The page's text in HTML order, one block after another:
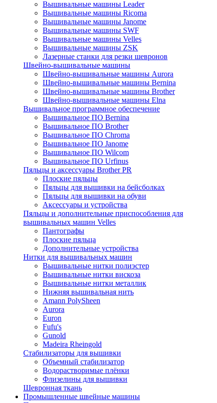
Вышивальные машины Leader
Вышивальные машины Ricoma
Вышивальные машины Janome
Вышивальные машины SWF
Вышивальные машины Velles
Вышивальные машины ZSK
Лазерные станки для резки шевронов
Швейно-вышивальные машины
Швейно-вышивальные машины Aurora
Швейно-вышивальные машины Bernina
Швейно-вышивальные машины Brother
Швейно-вышивальные машины Elna
Вышивальное программное обеспечение
Вышивальное ПО Bernina
Вышивальное ПО Brother
Вышивальное ПО Chroma
Вышивальное ПО Janome
Вышивальное ПО Wilcom
Вышивальное ПО Urfinus
Пяльцы и аксессуары Brother PR
Плоские пяльцы
Пяльцы для вышивки на бейсболках
Пяльцы для вышивки на обуви
Аксессуары и устройства
Пяльцы и дополнительные приспособления для
вышивальных машин Velles
Пантографы
Плоские пяльца
Дополнительные устройства
Нитки для вышивальных машин
Вышивальные нитки полиэстер
Вышивальные нитки вискоза
Вышивальные нитки металлик
Нижняя вышивальная нить
Amann PolySheen
Aurora
Euron
Fufu's
Gunold
Madeira Rheingold
Стабилизаторы для вышивки
Объемный стабилизатор
Водорастворимые плёнки
Флизелины для вышивки
Шевронная ткань
Промышленные швейные машины